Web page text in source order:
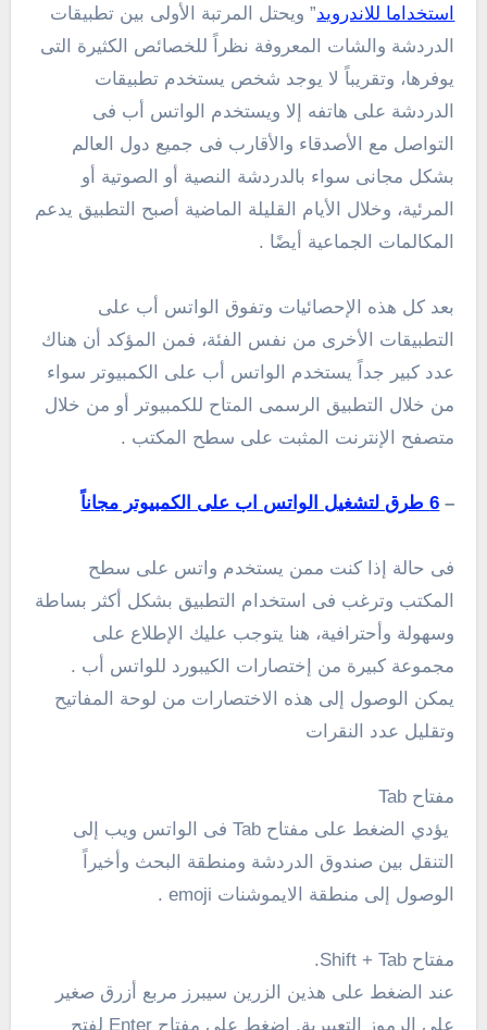
استخداما للاندرويد” ويحتل المرتبة الأولى بين تطبيقات
الدردشة والشات المعروفة نظراً للخصائص الكثيرة التى
يوفرها، وتقريباً لا يوجد شخص يستخدم تطبيقات
الدردشة على هاتفه إلا ويستخدم الواتس أب فى
التواصل مع الأصدقاء والأقارب فى جميع دول العالم
بشكل مجانى سواء بالدردشة النصية أو الصوتية أو
المرئية، وخلال الأيام القليلة الماضية أصبح التطبيق يدعم
المكالمات الجماعية أيضًا .
بعد كل هذه الإحصائيات وتفوق الواتس أب على
التطبيقات الأخرى من نفس الفئة، فمن المؤكد أن هناك
عدد كبير جداً يستخدم الواتس أب على الكمبيوتر سواء
من خلال التطبيق الرسمى المتاح للكمبيوتر أو من خلال
متصفح الإنترنت المثبت على سطح المكتب .
– 6 طرق لتشغيل الواتس اب على الكمبيوتر مجاناً
فى حالة إذا كنت ممن يستخدم واتس على سطح
المكتب وترغب فى استخدام التطبيق بشكل أكثر بساطة
وسهولة وأحترافية، هنا يتوجب عليك الإطلاع على
مجموعة كبيرة من إختصارات الكيبورد للواتس أب .
يمكن الوصول إلى هذه الاختصارات من لوحة المفاتيح
وتقليل عدد النقرات
مفتاح Tab
يؤدي الضغط على مفتاح Tab فى الواتس ويب إلى
التنقل بين صندوق الدردشة ومنطقة البحث وأخيراً
الوصول إلى منطقة الايموشنات emoji
.
مفتاح Shift + Tab.
عند الضغط على هذين الزرين سيبرز مربع أزرق صغير
على الرموز التعبيرية. اضغط على مفتاح Enter لفتح